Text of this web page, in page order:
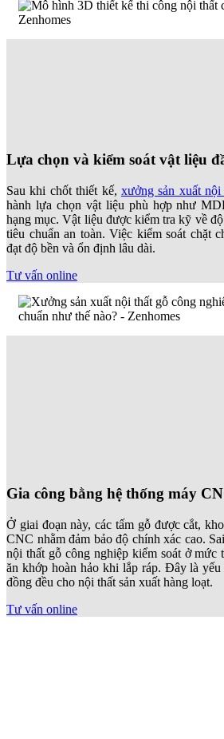
Lựa chọn và kiểm soát vật liệu
Sau khi chốt thiết kế, xưởng sản xuất
hành lựa chọn vật liệu phù hợp như
hạng mục. Vật liệu được kiểm tra kỹ về
tiêu chuẩn an toàn. Việc kiểm soát chặt
đạt độ bền và ổn định lâu dài.
Tư vấn online
Gia công bằng hệ thống máy
Ở giai đoạn này, các tấm gỗ được cắt,
CNC nhằm đảm bảo độ chính xác cao.
nội thất gỗ công nghiệp kiểm soát ở mức
ăn khớp hoàn hảo khi lắp ráp. Đây là
đồng đều cho nội thất sản xuất hàng loạt.
Tư vấn online